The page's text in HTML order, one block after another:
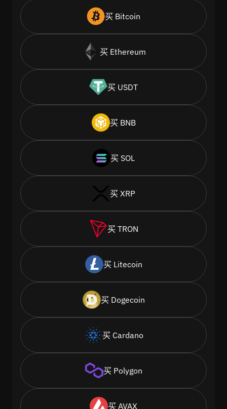
买 Bitcoin
买 Ethereum
买 USDT
买 BNB
买 SOL
买 XRP
买 TRON
买 Litecoin
买 Dogecoin
买 Cardano
买 Polygon
买 AVAX